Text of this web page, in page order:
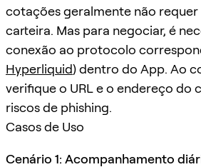
cotações geralmente não
carteira. Mas para negociar, é
conexão ao protocolo
Hyperliquid) dentro do App. Ao
verifique o URL e o endereço do
riscos de phishing.
Casos de Uso
Cenário 1: Acompanhamento